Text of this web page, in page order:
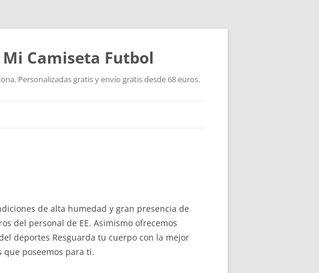
Camiseta Futbol
Personalizadas gratis y envío gratis desde 68 euros.
de alta humedad y gran presencia de
del personal de EE. Asimismo ofrecemos
deportes Resguarda tu cuerpo con la mejor
poseemos para ti.